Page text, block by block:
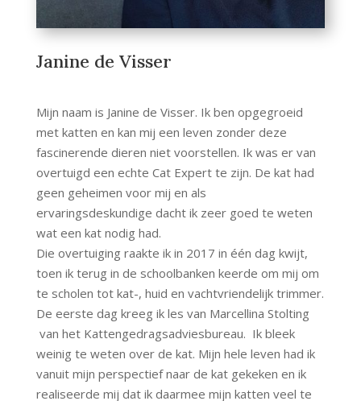
Janine de Visser
Mijn naam is Janine de Visser. Ik ben opgegroeid
met katten en kan mij een leven zonder deze
fascinerende dieren niet voorstellen. Ik was er van
overtuigd een echte Cat Expert te zijn. De kat had
geen geheimen voor mij en als
ervaringsdeskundige dacht ik zeer goed te weten
wat een kat nodig had.
Die overtuiging raakte ik in 2017 in één dag kwijt,
toen ik terug in de schoolbanken keerde om mij om
te scholen tot kat-, huid en vachtvriendelijk trimmer.
De eerste dag kreeg ik les van Marcellina Stolting
van het Kattengedragsadviesbureau. Ik bleek
weinig te weten over de kat. Mijn hele leven had ik
vanuit mijn perspectief naar de kat gekeken en ik
realiseerde mij dat ik daarmee mijn katten veel te